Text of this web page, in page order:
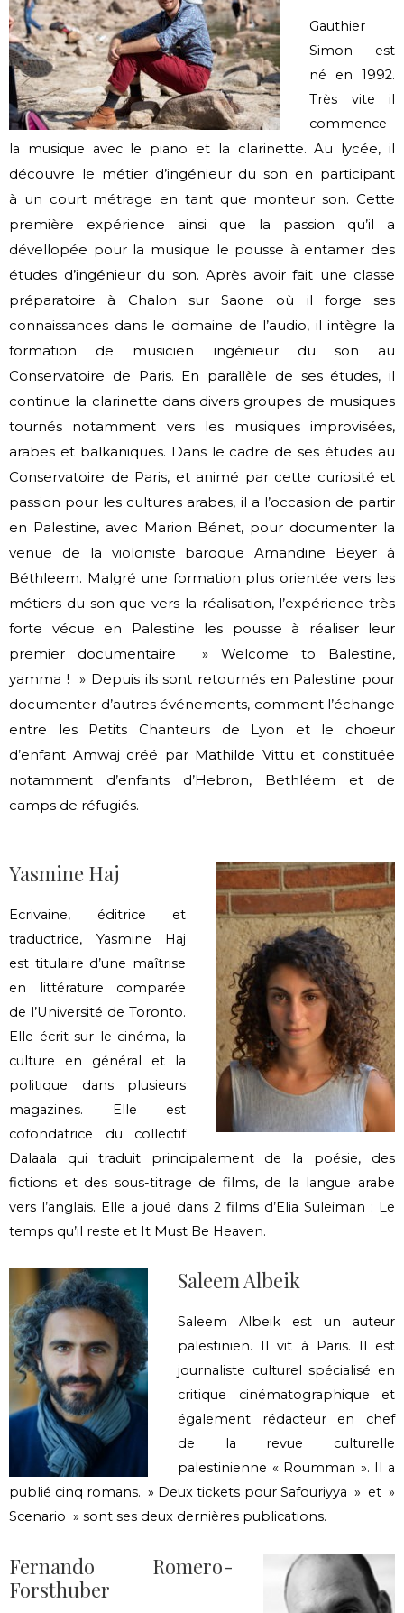
Gauthier
Simon est
né en 1992.
Très vite il
commence
la musique avec le piano et la clarinette. Au lycée, il
découvre le métier d’ingénieur du son en participant
à un court métrage en tant que monteur son. Cette
première expérience ainsi que la passion qu’il a
dévellopée pour la musique le pousse à entamer des
études d’ingénieur du son. Après avoir fait une classe
préparatoire à Chalon sur Saone où il forge ses
connaissances dans le domaine de l’audio, il intègre la
formation de musicien ingénieur du son au
Conservatoire de Paris. En parallèle de ses études, il
continue la clarinette dans divers groupes de musiques
tournés notamment vers les musiques improvisées,
arabes et balkaniques. Dans le cadre de ses études au
Conservatoire de Paris, et animé par cette curiosité et
passion pour les cultures arabes, il a l’occasion de partir
en Palestine, avec Marion Bénet, pour documenter la
venue de la violoniste baroque Amandine Beyer à
Béthleem. Malgré une formation plus orientée vers les
métiers du son que vers la réalisation, l’expérience très
forte vécue en Palestine les pousse à réaliser leur
premier documentaire » Welcome to Balestine,
yamma ! » Depuis ils sont retournés en Palestine pour
documenter d’autres événements, comment l’échange
entre les Petits Chanteurs de Lyon et le choeur
d’enfant Amwaj créé par Mathilde Vittu et constituée
notamment d’enfants d’Hebron, Bethléem et de
camps de réfugiés.
Yasmine Haj
Ecrivaine, éditrice et
traductrice, Yasmine Haj
est titulaire d’une maîtrise
en littérature comparée
de l’Université de Toronto.
Elle écrit sur le cinéma, la
culture en général et la
politique dans plusieurs
magazines. Elle est
cofondatrice du collectif
Dalaala qui traduit principalement de la poésie, des
fictions et des sous-titrage de films, de la langue arabe
vers l’anglais. Elle a joué dans 2 films d’Elia Suleiman : Le
temps qu’il reste et It Must Be Heaven.
Saleem Albeik
Saleem Albeik est un auteur
palestinien. Il vit à Paris. Il est
journaliste culturel spécialisé en
critique cinématographique et
également rédacteur en chef
de la revue culturelle
palestinienne « Roumman ». Il a
publié cinq romans. » Deux tickets pour Safouriyya » et »
Scenario » sont ses deux dernières publications.
Fernando Romero-
Forsthuber